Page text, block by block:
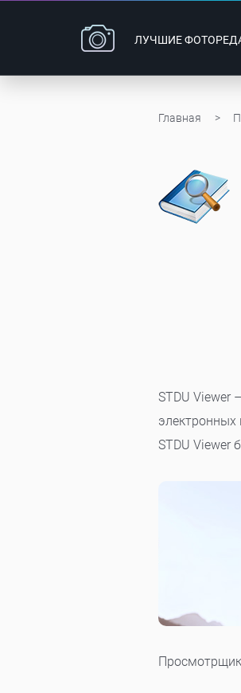
ЛУЧШИЕ
Главная
STDU Viewer
электронных
STDU Viewer